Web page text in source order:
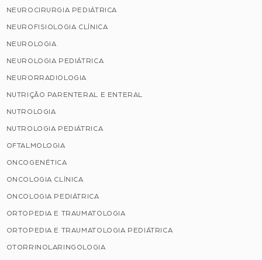
NEUROCIRURGIA PEDIÁTRICA
NEUROFISIOLOGIA CLÍNICA
NEUROLOGIA
NEUROLOGIA PEDIÁTRICA
NEURORRADIOLOGIA
NUTRIÇÃO PARENTERAL E ENTERAL
NUTROLOGIA
NUTROLOGIA PEDIÁTRICA
OFTALMOLOGIA
ONCOGENÉTICA
ONCOLOGIA CLÍNICA
ONCOLOGIA PEDIÁTRICA
ORTOPEDIA E TRAUMATOLOGIA
ORTOPEDIA E TRAUMATOLOGIA PEDIÁTRICA
OTORRINOLARINGOLOGIA